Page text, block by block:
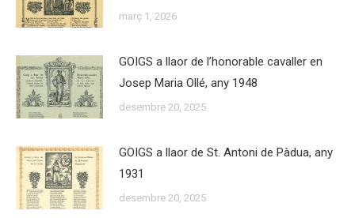
març 1, 2026
GOIGS a llaor de l’honorable cavaller en
Josep Maria Ollé, any 1948
desembre 20, 2025
GOIGS a llaor de St. Antoni de Pàdua, any
1931
desembre 20, 2025